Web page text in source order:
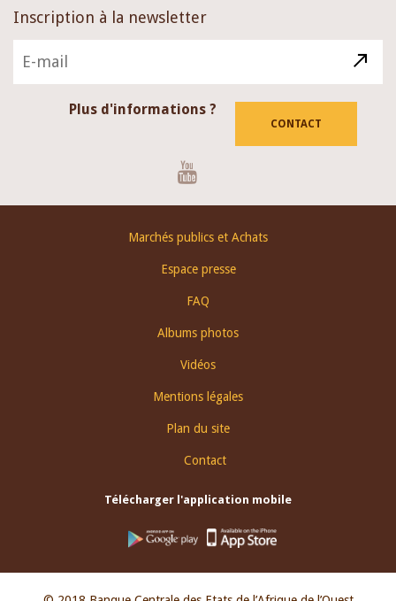
Inscription à la newsletter
Plus d'informations ?
CONTACT
Marchés publics et Achats
Espace presse
FAQ
Albums photos
Vidéos
Mentions légales
Plan du site
Contact
Télécharger l'application mobile